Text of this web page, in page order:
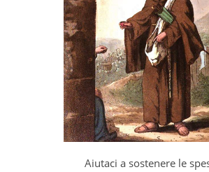
Aiutaci a sostenere le